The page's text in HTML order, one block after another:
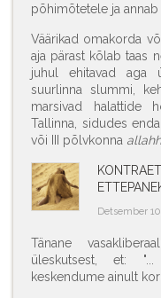
põhimõtetele ja annab
Väärikad omakorda
aja pärast kõlab taas
juhul ehitavad aga
suurlinna slummi,
marsivad halattide
Tallinna, sidudes
või III põlvkonna
Detsember
Tänane
üleskutsest, et:
keskendume ainult